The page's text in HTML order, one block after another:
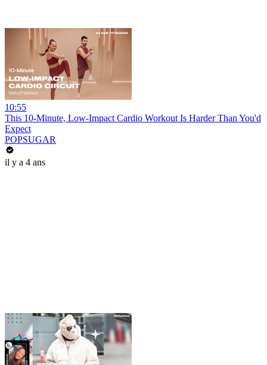
10:55
This 10-Minute, Low-Impact Cardio Workout Is Harder Than You'd
Expect
POPSUGAR
il y a 4 ans